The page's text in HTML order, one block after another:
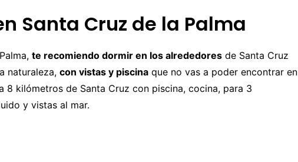
Nepal
Tailandia
Taiwan
Francia
Irlanda
Islandia
Santa Cruz de la Palma
te recomiendo dormir en los alrededores de Santa Cruz
naturaleza, con vistas y piscina que no vas a poder encontrar en
8 kilómetros de Santa Cruz con piscina, cocina, para 3
y vistas al mar.